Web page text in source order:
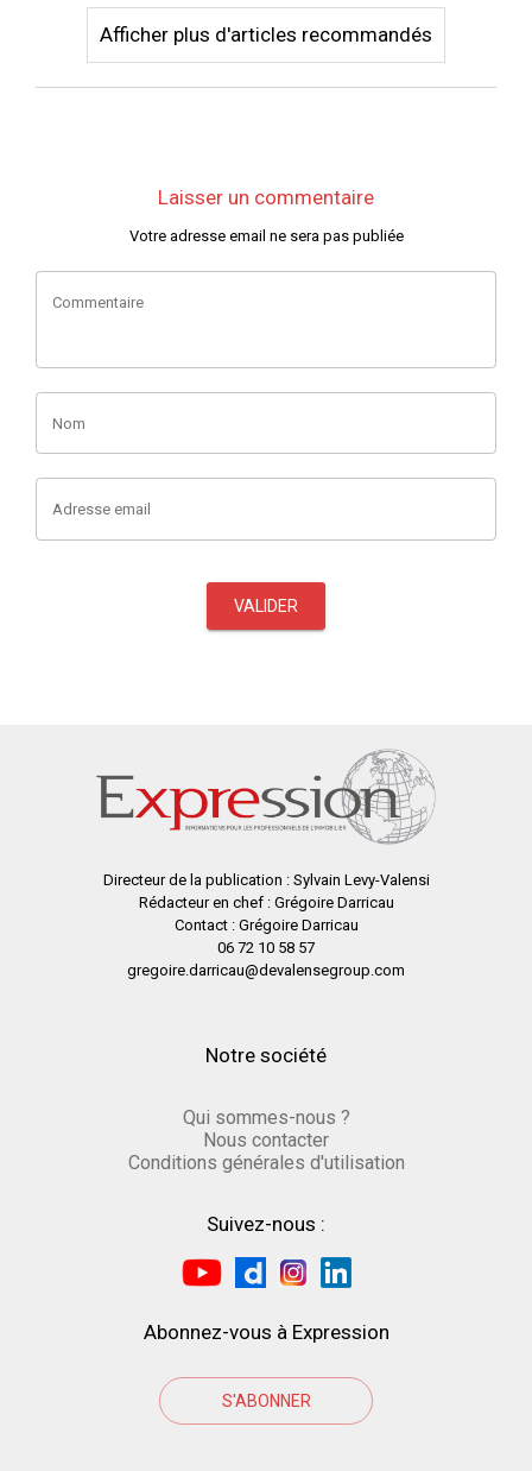
Afficher plus d'articles recommandés
Laisser un commentaire
Votre adresse email ne sera pas publiée
Commentaire
Nom
Adresse email
VALIDER
Directeur de la publication : Sylvain Levy-Valensi
Rédacteur en chef : Grégoire Darricau
Contact : Grégoire Darricau
06 72 10 58 57
gregoire.darricau@devalensegroup.com
Notre société
Qui sommes-nous ?
Nous contacter
Conditions générales d'utilisation
Suivez-nous :
Abonnez-vous à Expression
S'ABONNER